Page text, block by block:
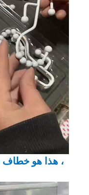
هذا هو خطاف ستارة الدش الأبيض المخصص ،